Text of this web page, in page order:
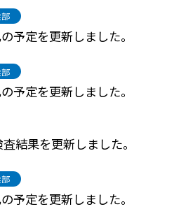
予定を更新しました。
予定を更新しました。
結果を更新しました。
予定を更新しました。